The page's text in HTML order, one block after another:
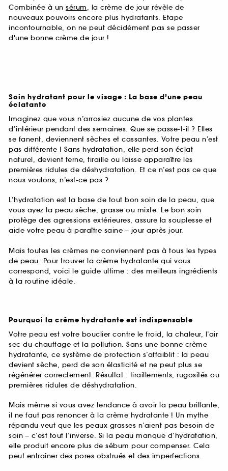
Combinée à un sérum, la crème de jour révèle de
nouveaux pouvoirs encore plus hydratants. Etape
incontournable, on ne peut décidément pas se passer
d'une bonne crème de jour !
Soin hydratant pour le visage : La base d’une peau
éclatante
Imaginez que vous n’arrosiez aucune de vos plantes
d’intérieur pendant des semaines. Que se passe-t-il ? Elles
se fanent, deviennent sèches et cassantes. Votre peau n’est
pas différente ! Sans hydratation, elle perd son éclat
naturel, devient terne, tiraille ou laisse apparaître les
premières ridules de déshydratation. Et ce n’est pas ce que
nous voulons, n’est-ce pas ?
L’hydratation est la base de tout bon soin de la peau, que
vous ayez la peau sèche, grasse ou mixte. Le bon soin
protège des agressions extérieures, assure la souplesse et
aide votre peau à paraître saine – jour après jour.
Mais toutes les crèmes ne conviennent pas à tous les types
de peau. Pour trouver la crème hydratante qui vous
correspond, voici le guide ultime : des meilleurs ingrédients
à la routine idéale.
Pourquoi la crème hydratante est indispensable
Votre peau est votre bouclier contre le froid, la chaleur, l’air
sec du chauffage et la pollution. Sans une bonne crème
hydratante, ce système de protection s’affaiblit : la peau
devient sèche, perd de son élasticité et ne peut plus se
régénérer correctement. Résultat : tiraillements, rugosités ou
premières ridules de déshydratation.
Mais même si vous avez tendance à avoir la peau brillante,
il ne faut pas renoncer à la crème hydratante ! Un mythe
répandu veut que les peaux grasses n’aient pas besoin de
soin – c’est tout l’inverse. Si la peau manque d’hydratation,
elle produit encore plus de sébum pour compenser. Cela
peut entraîner des pores obstrués et des imperfections.